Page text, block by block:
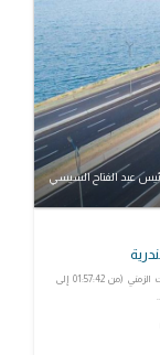
عبد الفتاح السيسي
المشروع موضح في كلام "وزير النقل" بالفيديو المرفق في الوقت الزمني (من 01:57:42 إلى